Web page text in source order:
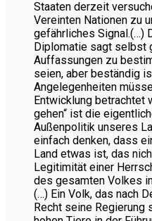
Staaten derzeit
Vereinten Nationen zu
gefährliches Signal.(…)
Diplomatie sagt selbst
Auffassungen zu
seien, aber beständig
Angelegenheiten
Entwicklung betrachtet
gehen“ ist die
Außenpolitik unseres
einfach denken, dass
Land etwas ist, das
Legitimität einer
des gesamten Volkes
(…) Ein Volk, das nach
Recht seine Regierung